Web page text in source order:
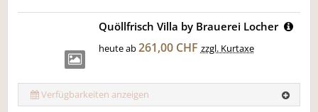
Quöllfrisch Villa by Brauerei Locher
heute ab261,00 CHF zzgl. Kurtaxe
Verfügbarkeiten anzeigen